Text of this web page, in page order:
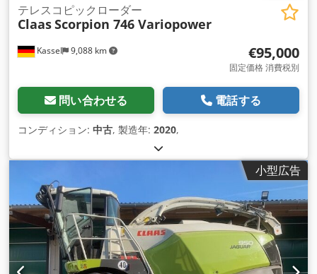
Kassel 9,088 km
テレスコピックローダー
ClaasScorpion 746 Variopower
€95,000
固定価格 消費税別
問い合わせる 電話する
コンディション: 中古, 製造年: 2020,
小型広告